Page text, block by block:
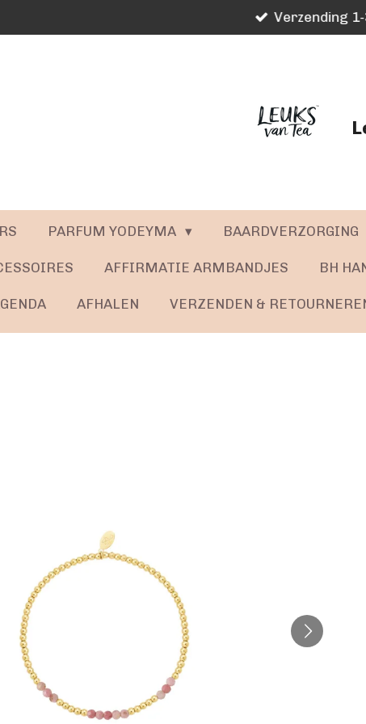
Verzending
PARFUM YODEYMA BAARDVERZORGING
AFFIRMATIE ARMBANDJES BH
AFHALEN VERZENDEN &